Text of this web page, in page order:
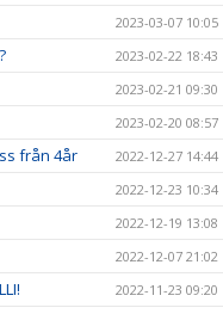
2023-03-07 10:05
2023-02-22 18:43
2023-02-21 09:30
2023-02-20 08:57
från 4år 2022-12-27 14:44
2022-12-23 10:34
2022-12-19 13:08
2022-12-07 21:02
2022-11-23 09:20